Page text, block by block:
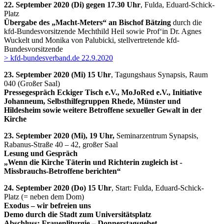
22. September 2020 (Di) gegen 17.30 Uhr, Fulda, Eduard-Schick-
Platz
Übergabe des „Macht-Meters“ an Bischof Bätzing durch die
kfd-Bundesvorsitzende Mechthild Heil sowie Prof‘in Dr. Agnes
Wuckelt und Monika von Palubicki, stellvertretende kfd-
Bundesvorsitzende
> kfd-bundesverband.de 22.9.2020
23. September 2020 (Mi) 15 Uhr, Tagungshaus Synapsis, Raum
040 (Großer Saal)
Pressegespräch Eckiger Tisch e.V., MoJoRed e.V., Initiative
Johanneum, Selbsthilfegruppen Rhede, Münster und
Hildesheim sowie weitere Betroffene sexueller Gewalt in der
Kirche
23. September 2020 (Mi), 19 Uhr, Seminarzentrum Synapsis,
Rabanus-Straße 40 – 42, großer Saal
Lesung und Gespräch
„Wenn die Kirche Täterin und Richterin zugleich ist -
Missbrauchs-Betroffene berichten“
24. September 2020 (Do) 15 Uhr, Start: Fulda, Eduard-Schick-
Platz (= neben dem Dom)
Exodus – wir befreien uns
Demo durch die Stadt zum Universitätsplatz